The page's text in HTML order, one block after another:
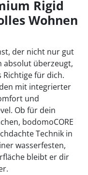
Rigid
Wohnen
der nicht nur gut
absolut überzeugt,
Richtige für dich.
mit integrierter
und
Ob für dein
bodomoCORE
Technik in
wasserfesten,
bleibt er dir